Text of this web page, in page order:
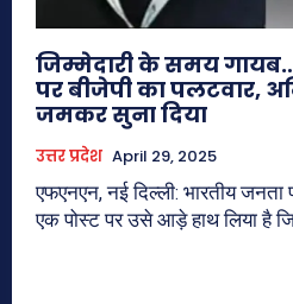
जिम्मेदारी के समय
पर बीजेपी का पलटवार,
जमकर सुना दिया
उत्तर प्रदेश April 29, 2025
एफएनएन, नई दिल्ली: भारतीय जनता
एक पोस्ट पर उसे आड़े हाथ लिया है